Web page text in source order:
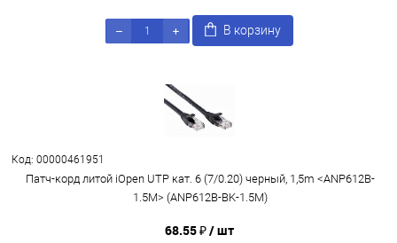
В корзину
Код: 00000461951
Патч-корд литой iOpen UTP кат. 6 (7/0.20) черный, 1,5m <ANP612B-
1.5M> (ANP612B-BK-1.5M)
68.55 ₽/ шт